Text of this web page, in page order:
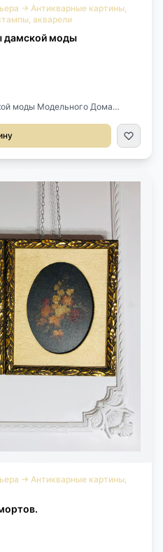
→ Антикварные картины,
акварели
дамской моды
моды Модельного Дома
рамы с паспарту и
Цена за 3 шт.
→ Антикварные картины,